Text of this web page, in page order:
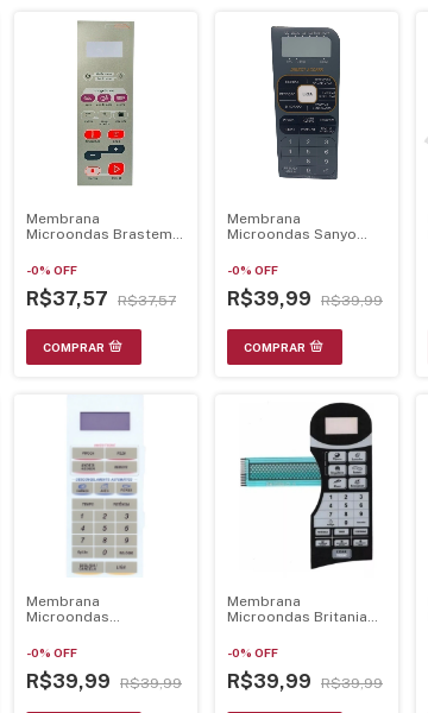
Membrana
Microondas Brastemp
-0% OFF
R$37,57 R$37,57
Membrana
Microondas Sanyo
-0% OFF
R$39,99 R$39,99
Membrana
Microondas
21.17.004
-0% OFF
R$39,99 R$39,99
Membrana
Microondas Britania
-0% OFF
R$39,99 R$39,99